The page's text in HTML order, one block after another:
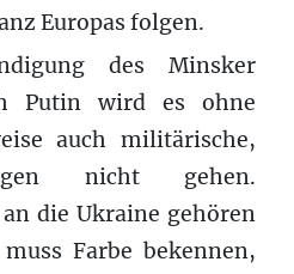
Europas folgen.
des Minsker
Putin wird es ohne
auch militärische,
nicht gehen.
die Ukraine gehören
Farbe bekennen,